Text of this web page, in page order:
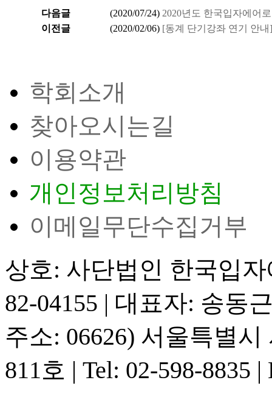
다음글 (2020/07/24) 2020년도 한국입자에어
이전글
(2020/02/06) [동계 단기강좌 연기 안
학회소개
찾아오시는길
이용약관
개인정보처리방침
이메일무단수집거부
상호: 사단법인 한국입
82-04155 | 대표자: 송동
주소: 06626) 서울특별
811호 | Tel: 02-598-8835 |